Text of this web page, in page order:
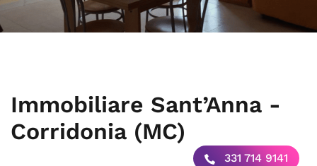
Immobiliare Sant’Anna -
Corridonia (MC)
331 714 9141